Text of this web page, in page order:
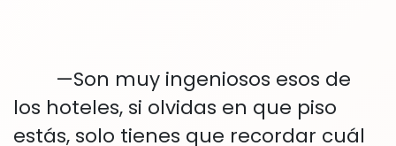
—Son muy ingeniosos esos de
los hoteles, si olvidas en que piso
estás, solo tienes que recordar cuál